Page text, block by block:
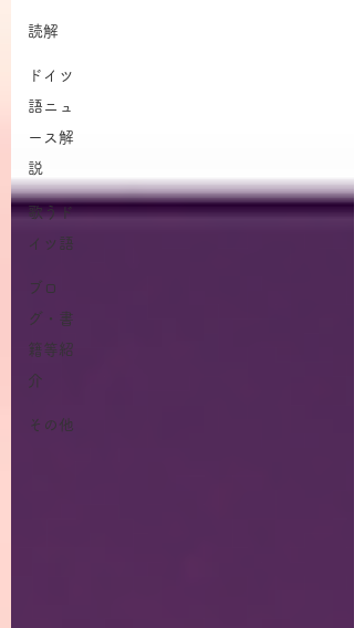
読解
ドイツ
語ニュ
ース解
説
歌うド
イツ語
ブロ
グ・書
籍等紹
介
その他